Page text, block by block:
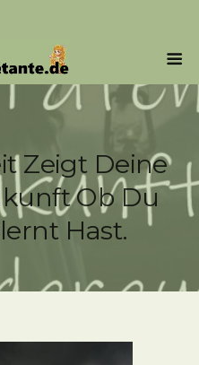
Zeigt Deine
Ob Du
Hast.